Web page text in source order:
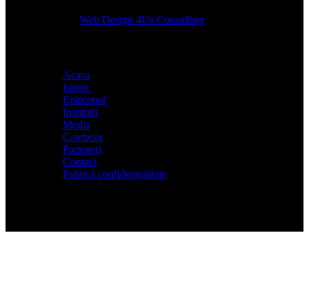
Designed byWeb Design 4Us Consulting
Acasa
Istoric
Episcopul
Institutii
Media
Cateheza
Parteneri
Contact
Politică confidențialitate